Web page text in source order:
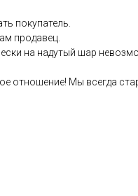
по­купа­тель.
про­давец.
на на­дутый шар
от­но­шение! Мы всег­да